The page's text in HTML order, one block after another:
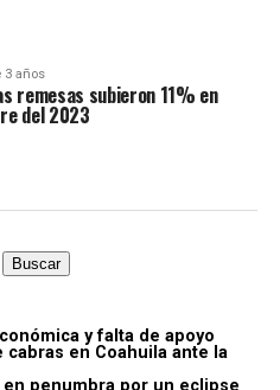
3 años
remesas subieron 11% en
del 2023
Buscar
y falta de apoyo
en Coahuila ante la
penumbra por un eclipse